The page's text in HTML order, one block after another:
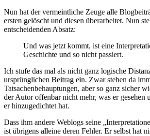
Nun hat der vermeintliche Zeuge alle
ersten gelöscht und diesen überarbeitet. Nun
entscheidenden Absatz:
Und was jetzt kommt, ist eine
Geschichte und so nicht passiert.
Ich stufe das mal als nicht ganz logische
ursprünglichen Beitrag ein. Zwar stehen da
Tatsachenbehauptungen, aber so ganz sicher
der Autor offenbar nicht mehr, was er gesehen
er hinzugedichtet hat.
Dass ihm andere Weblogs seine
ist übrigens alleine deren Fehler. Er selbst hat